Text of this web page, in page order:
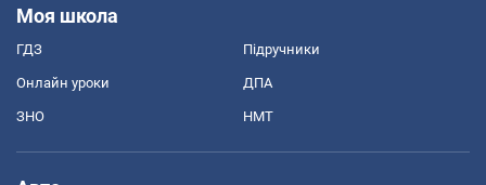
Моя школа
ГДЗ Підручники
Онлайн уроки ДПА
ЗНО НМТ